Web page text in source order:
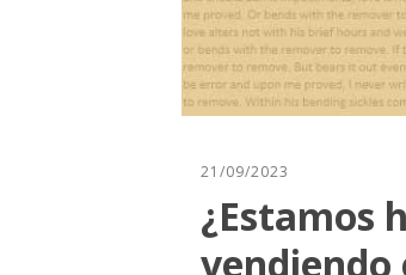
21/09/2023
¿Estamos
vendiendo